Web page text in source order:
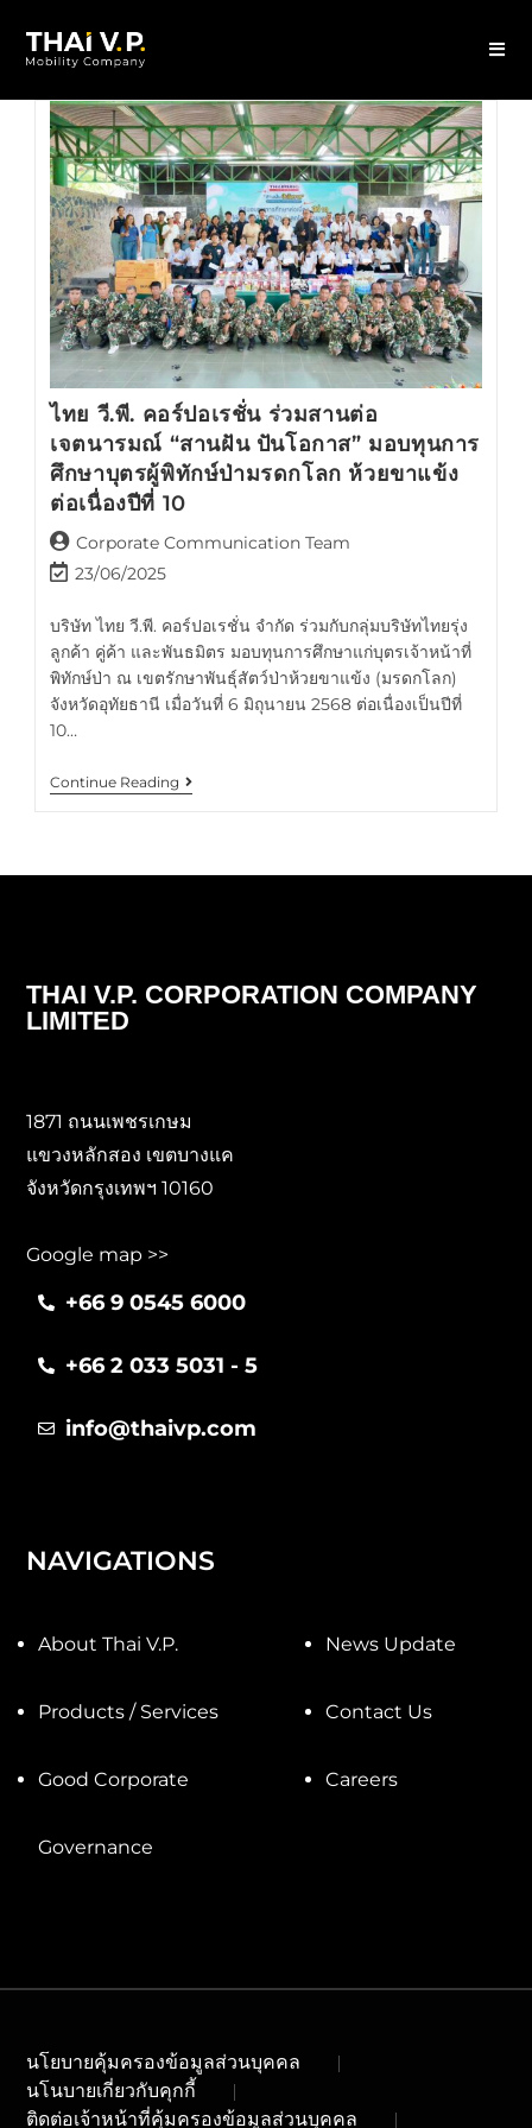
ไทย วี.พี. คอร์ปอเรชั่น ร่วมสานต่อ
เจตนารมณ์ “สานฝัน ปันโอกาส” มอบทุนการ
ศึกษาบุตรผู้พิทักษ์ป่ามรดกโลก ห้วยขาแข้ง
ต่อเนื่องปีที่ 10
Corporate Communication Team
23/06/2025
บริษัท ไทย วี.พี. คอร์ปอเรชั่น จำกัด ร่วมกับกลุ่มบริษัทไทยรุ่ง
ลูกค้า คู่ค้า และพันธมิตร มอบทุนการศึกษาแก่บุตรเจ้าหน้าที่
พิทักษ์ป่า ณ เขตรักษาพันธุ์สัตว์ป่าห้วยขาแข้ง (มรดกโลก)
จังหวัดอุทัยธานี เมื่อวันที่ 6 มิถุนายน 2568 ต่อเนื่องเป็นปีที่
10…
Continue Reading
THAI V.P. CORPORATION COMPANY
LIMITED
1871 ถนนเพชรเกษม
แขวงหลักสอง เขตบางแค
จังหวัดกรุงเทพฯ 10160
Google map >>
+66 9 0545 6000
+66 2 033 5031 - 5
info@thaivp.com
NAVIGATIONS
About Thai V.P.
Products / Services
Good Corporate
Governance
News Update
Contact Us
Careers
นโยบายคุ้มครองข้อมูลส่วนบุคคล
นโนบายเกี่ยวกับคุกกี้
ติดต่อเจ้าหน้าที่คุ้มครองข้อมูลส่วนบุคคล